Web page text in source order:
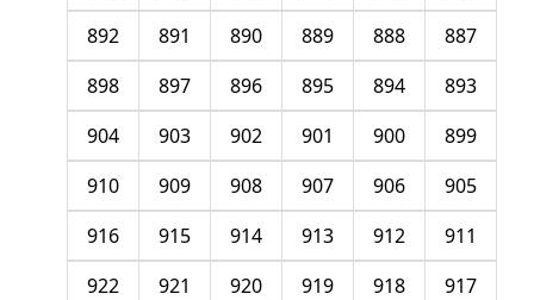
887
888
889
890
891
892
893
894
895
896
897
898
899
900
901
902
903
904
905
906
907
908
909
910
911
912
913
914
915
916
917
918
919
920
921
922